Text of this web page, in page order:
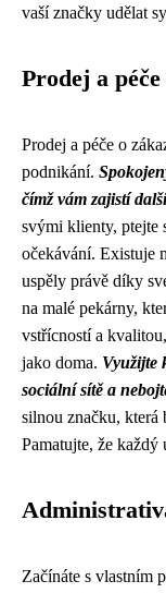
vaší značky udělat
Prodej a
Prodej a péče o
podnikání.
čímž vám zajistí
svými klienty, ptejte
očekávání. Existuje
uspěly právě díky
na malé pekárny,
vstřícností a
jako doma. Využijte
sociální sítě a
silnou značku, která
Pamatujte, že každý
Začínáte s vlastním